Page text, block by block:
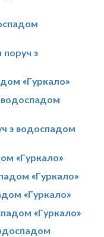
поруч з
«Гуркало»
водоспадом
з водоспадом
«Гуркало»
«Гуркало»
«Гуркало»
«Гуркало»